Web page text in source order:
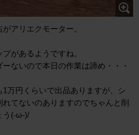
アリエクモーター。
があるようですね。
ないので本日の作業は諦め・・・
1万円くらいで出品ありますが、シ
てないのありますのでちゃんと削
う(-ω-)/